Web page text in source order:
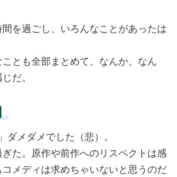
を過ごし、いろんなことがあったは
とも全部まとめて、なんか、なん
だ。
ダメダメでした（悲）。
た。原作や前作へのリスペクトは感
メディは求めちゃいないと思うのだ